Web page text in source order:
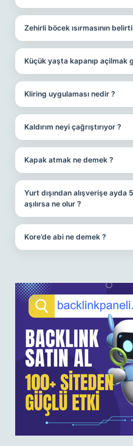
Zehirli böcek ısırmasının
Küçük yaşta kapanıp açilmak
Kliring uygulaması nedir ?
Kaldırım neyi çağrıştırıyor ?
Kapak atmak ne demek ?
Yurt dışından alışverişe ayda 5
aşılırsa ne olur ?
Kore’de abi ne demek ?